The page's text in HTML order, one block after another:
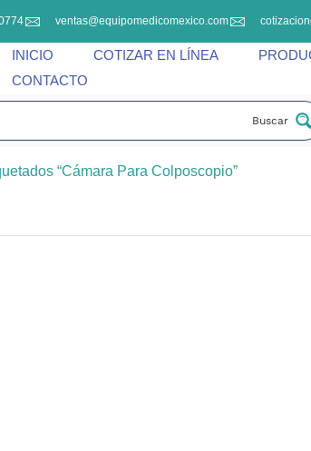
ventas@equipomedicomexico.com
INICIO COTIZAR EN LÍNEA
CONTACTO
Buscar
“cámara Para Colposcopio”